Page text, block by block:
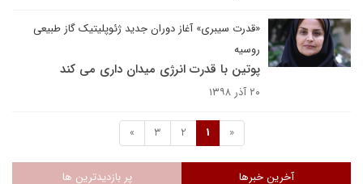
«قدرت سیبری» آغاز دوران جدید ژئوپلیتیک گاز طبیعی
روسیه
پوتین با قدرت انرژی میدان داری می کند
۲۰ آذر ۱۳۹۸
«
1
2
3
»
آخرین خبرها پر بازدیدترین ها